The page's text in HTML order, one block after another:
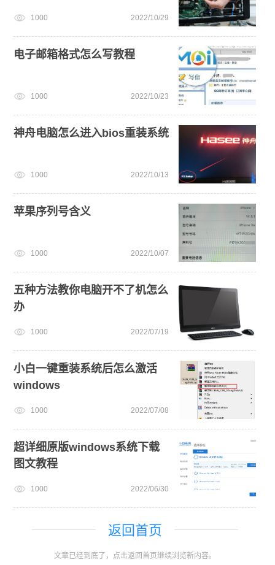
win7系统安装教程 win7系统重装 win11系统下载
1000 2022/10/29
电子邮箱格式怎么写教程
1000 2022/10/23
神舟电脑怎么进入bios重装系统
1000 2022/10/13
苹果序列号含义
1000 2022/10/07
五种方法教你电脑开不了机怎么
办
1000 2022/07/19
小白一键重装系统后怎么激活
windows
1000 2022/07/08
超详细原版windows系统下载
图文教程
1000 2022/06/30
返回首页
文章已经到底了，点击返回首页继续浏览新内容。